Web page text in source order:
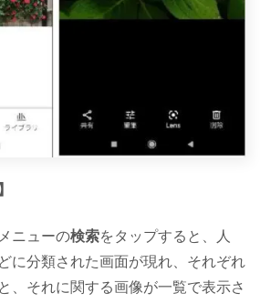
ニューの検索をタップすると、人
に分類された画面が現れ、それぞれ
、それに関する画像が一覧で表示さ